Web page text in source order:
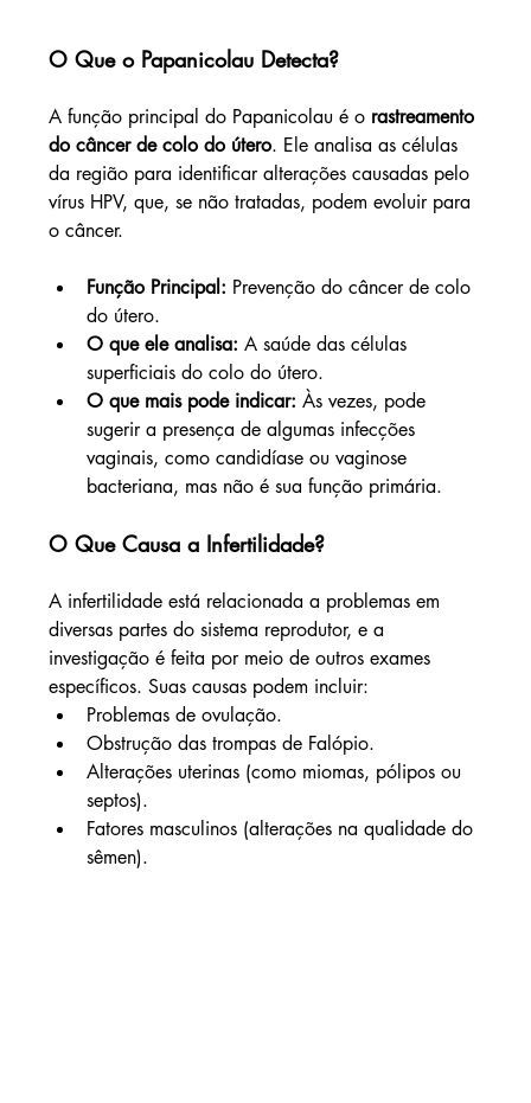
O Que o Papanicolau Detecta?
A função principal do Papanicolau é o rastreamento
do câncer de colo do útero. Ele analisa as células
da região para identificar alterações causadas pelo
vírus HPV, que, se não tratadas, podem evoluir para
o câncer.
Função Principal: Prevenção do câncer de colo
do útero.
O que ele analisa: A saúde das células
superficiais do colo do útero.
O que mais pode indicar: Às vezes, pode
sugerir a presença de algumas infecções
vaginais, como candidíase ou vaginose
bacteriana, mas não é sua função primária.
O Que Causa a Infertilidade?
A infertilidade está relacionada a problemas em
diversas partes do sistema reprodutor, e a
investigação é feita por meio de outros exames
específicos. Suas causas podem incluir:
Problemas de ovulação.
Obstrução das trompas de Falópio.
Alterações uterinas (como miomas, pólipos ou
septos).
Fatores masculinos (alterações na qualidade do
sêmen).